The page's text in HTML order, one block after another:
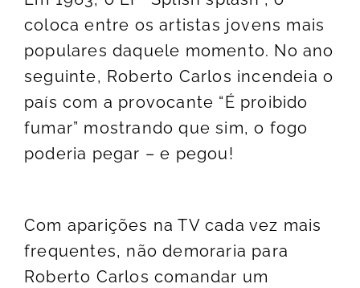
coloca entre os artistas jovens mais
populares daquele momento. No ano
seguinte, Roberto Carlos incendeia o
país com a provocante “É proibido
fumar” mostrando que sim, o fogo
poderia pegar – e pegou!
Com aparições na TV cada vez mais
frequentes, não demoraria para
Roberto Carlos comandar um